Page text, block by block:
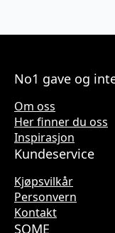
No1 gave og
Om oss
Her finner du oss
Inspirasjon
Kundeservice
Kjøpsvilkår
Personvern
Kontakt
SOME